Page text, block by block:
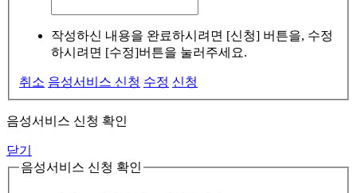
작성하신 내용을 완료하시려면 [신청] 버튼을, 수정
하시려면 [수정]버튼을 눌러주세요.
취소 음성서비스 신청 수정 신청
음성서비스 신청 확인
닫기
음성서비스 신청 확인